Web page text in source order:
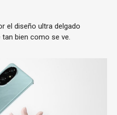
el diseño ultra delgado
bien como se ve.